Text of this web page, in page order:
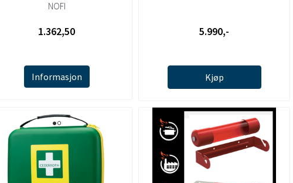
NOFI
1.362,50
Informasjon
5.990,-
Kjøp